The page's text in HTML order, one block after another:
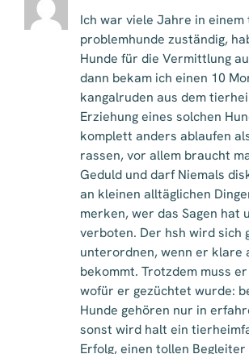
Ich war viele Jahre in
problemhunde zuständig,
Hunde für die Vermittlung
dann bekam ich einen 10
kangalruden aus dem
Erziehung eines solchen
komplett anders ablaufen
rassen, vor allem braucht
Geduld und darf Niemals
an kleinen alltäglichen
merken, wer das Sagen hat
verboten. Der hsh wird sich
unterordnen, wenn er klare
bekommt. Trotzdem muss
wofür er gezüchtet wurde:
Hunde gehören nur in
sonst wird halt ein
Erfolg, einen tollen